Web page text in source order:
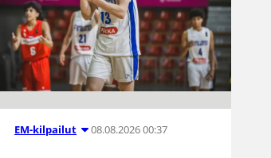
EM-kilpailut 08.08.2026 00:37